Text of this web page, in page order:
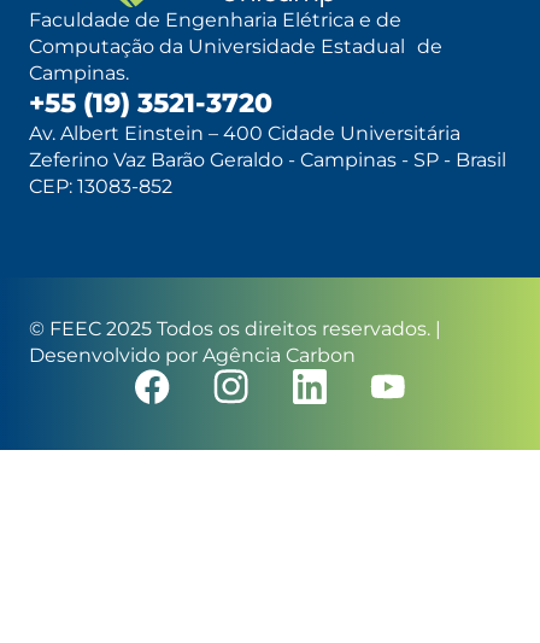
Faculdade de Engenharia Elétrica e de
Computação da Universidade Estadual de
Campinas.
+55 (19) 3521-3720
Av. Albert Einstein – 400 Cidade Universitária
Zeferino Vaz Barão Geraldo - Campinas - SP - Brasil
CEP: 13083-852
© FEEC 2025 Todos os direitos reservados. |
Desenvolvido por Agência Carbon